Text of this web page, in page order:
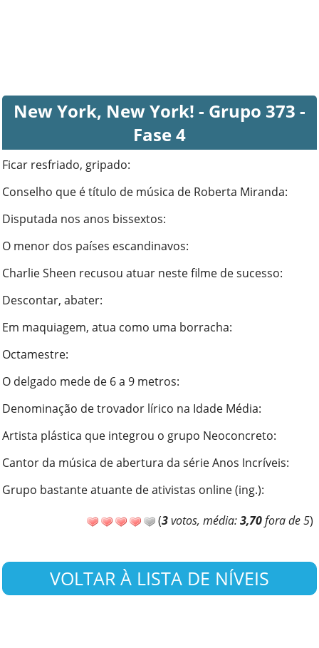
New York, New York! - Grupo 373 -
Fase 4
Ficar resfriado, gripado:
Conselho que é título de música de Roberta Miranda:
Disputada nos anos bissextos:
O menor dos países escandinavos:
Charlie Sheen recusou atuar neste filme de sucesso:
Descontar, abater:
Em maquiagem, atua como uma borracha:
Octamestre:
O delgado mede de 6 a 9 metros:
Denominação de trovador lírico na Idade Média:
Artista plástica que integrou o grupo Neoconcreto:
Cantor da música de abertura da série Anos Incríveis:
Grupo bastante atuante de ativistas online (ing.):
(3votos, média:3,70fora de 5)
VOLTAR À LISTA DE NÍVEIS